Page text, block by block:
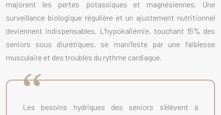
majorent les pertes potassiques et magnésiennes. Une
surveillance biologique régulière et un ajustement nutritionnel
deviennent indispensables. L’hypokaliémie, touchant 15% des
seniors sous diurétiques, se manifeste par une faiblesse
musculaire et des troubles du rythme cardiaque.
Les besoins hydriques des seniors s’élèvent à